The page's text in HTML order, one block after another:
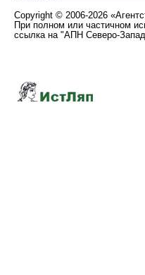
Copyright © 2006-2026
При полном или частичном
ссылка на "АПН Северо-